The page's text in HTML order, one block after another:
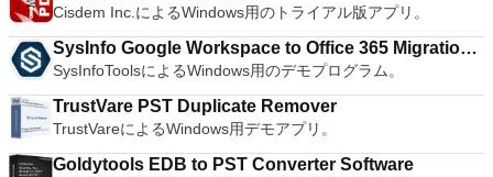
Cisdem Inc.によるWindows用のトライアル版アプリ。
SysInfo Google Workspace to Office 365 Migration
Tool
SysInfoToolsによるWindows用のデモプログラム。
TrustVare PST Duplicate Remover
TrustVareによるWindows用デモアプリ。
Goldytools EDB to PST Converter Software